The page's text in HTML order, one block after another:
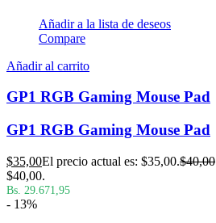
Añadir a la lista de deseos
Compare
Añadir al carrito
GP1 RGB Gaming Mouse Pad
GP1 RGB Gaming Mouse Pad
$35,00El precio actual es: $35,00.$40,00
$40,00.
Bs. 29.671,95
- 13%